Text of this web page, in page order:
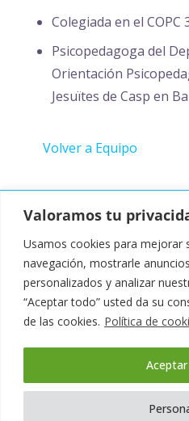
Valoramos tu
Usamos cookies para mejorar
navegación, mostrarle
personalizados y analizar
“Aceptar todo” usted da su
de las cookies. Política de
Colegiada en el COPC
Psicopedagoga del
Orientación
Jesuïtes de Casp en
Volver a Equipo
Design by:
Términos y
Política de